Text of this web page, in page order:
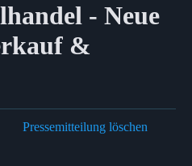
- Neue
&
Pressemitteilung löschen